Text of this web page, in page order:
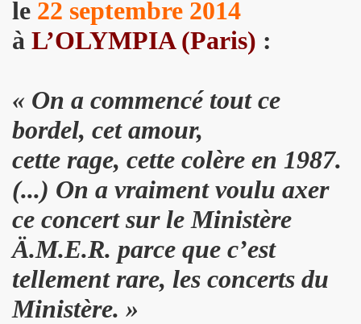
le 22 septembre 2014
à L’OLYMPIA (Paris) :
« On a commencé tout ce
bordel, cet amour,
cette rage, cette colère en 1987.
(...) On a vraiment voulu axer
ce concert sur le Ministère
Ä.M.E.R. parce que c’est
tellement rare, les concerts du
Ministère. »
au TRIANON (avec MICK JONES) et le 12 juillet 2013
le 7 juin 2005 a L'OLYMPIA : compte rendu.
DU SINGE") le 28 juin 2013 au PALAIS DES
TOUR" de JOHNNY HALLYDAY le 16 juin 2013 a
CHIC" par JEAN ERIC PERRIN ("ROCK AND FOLK",
de MARIE FRANCE par CHRISTIAN LEBRUN dans
jouent l'album "39 DE FIEVRE" le 18 mai 2013 au
jouent l'album "39 DE FIEVRE" a SOS RECORDING a